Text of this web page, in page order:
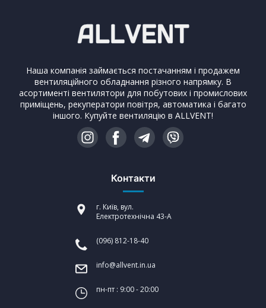
Наша компанія займається постачанням і продажем
вентиляційного обладнання різного напрямку. В
асортименті вентилятори для побутових і промислових
приміщень, рекуператори повітря, автоматика і багато
іншого. Купуйте вентиляцію в ALLVENT!
Контакти
г. Київ, вул.
Електротехнічна 43-А
(096) 812-18-40
info@allvent.in.ua
пн-пт : 9:00 - 20:00